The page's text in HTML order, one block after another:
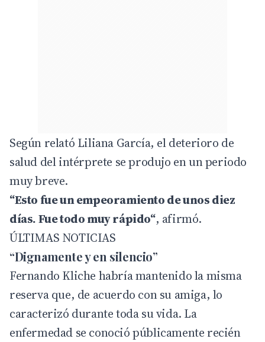
Según relató Liliana García, el deterioro de
salud del intérprete se produjo en un periodo
muy breve.
“Esto fue un empeoramiento de unos diez
días. Fue todo muy rápido“, afirmó.
ÚLTIMAS NOTICIAS
“Dignamente y en silencio”
Fernando Kliche habría mantenido la misma
reserva que, de acuerdo con su amiga, lo
caracterizó durante toda su vida. La
enfermedad se conoció públicamente recién